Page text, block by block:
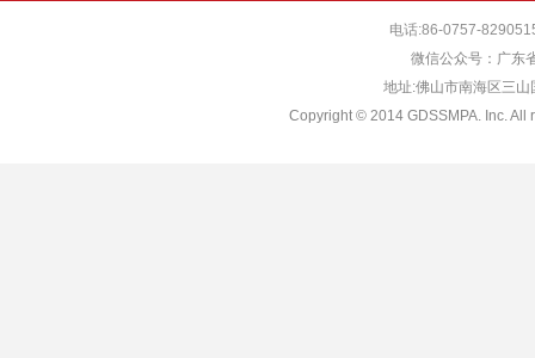
电话:86-0757-
微信公众号：广东
地址:佛山市南海区三
Copyright © 2014 GDSSMPA. Inc. All